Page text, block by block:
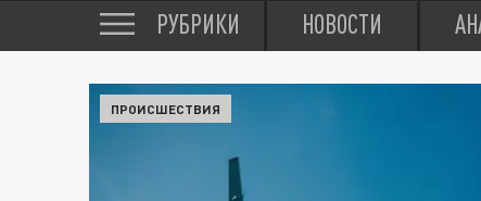
РУБРИКИ НОВОСТИ
ПРОИСШЕСТВИЯ